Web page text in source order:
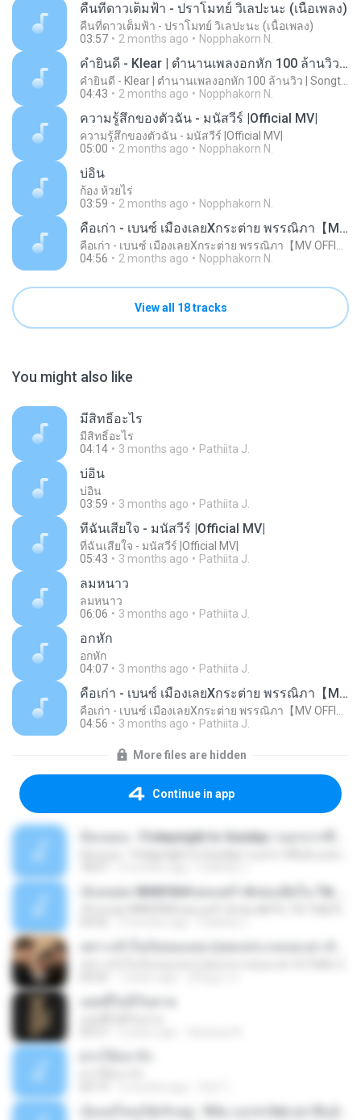
คืนที่ดาวเต็มฟ้า - ปราโมทย์ วิเลปะนะ (เนื้อเพลง)
คืนที่ดาวเต็มฟ้า - ปราโมทย์ วิเลปะนะ (เนื้อเพลง)
03:57
2 months ago Nopphakorn N.
คำยินดี - Klear | ตำนานเพลงอกหัก 100 ล้านวิว | Songtopia Livehouse
04:43
2 months ago Nopphakorn N.
ความรู้สึกของตัวฉัน - มนัสวีร์ |Official MV|
ความรู้สึกของตัวฉัน - มนัสวีร์ |Official MV|
05:00
2 months ago Nopphakorn N.
บ่อิน
ก้อง ห้วยไร่
03:59
2 months ago Nopphakorn N.
คือเก่า - เบนซ์ เมืองเลยXกระต่าย พรรณิภา【MV OFFICIAL】
04:56
2 months ago Nopphakorn N.
View all 18 tracks
You might also like
มีสิทธิ์อะไร
มีสิทธิ์อะไร
04:14
3 months ago Pathiita J.
บ่อิน
บ่อิน
03:59
3 months ago Pathiita J.
ที่ฉันเสียใจ - มนัสวีร์ |Official MV|
ที่ฉันเสียใจ - มนัสวีร์ |Official MV|
05:43
3 months ago Pathiita J.
ลมหนาว
ลมหนาว
06:06
3 months ago Pathiita J.
อกหัก
อกหัก
04:07
3 months ago Pathiita J.
คือเก่า - เบนซ์ เมืองเลยXกระต่าย พรรณิภา【MV OFFICIAL】
04:56
3 months ago Pathiita J.
More files are hidden
Continue in app
แผลที่ไม่มีวันหาย